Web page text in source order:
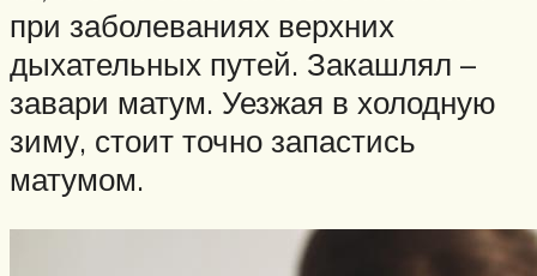
при заболеваниях верхних
дыхательных путей. Закашлял –
завари матум. Уезжая в холодную
зиму, стоит точно запастись
матумом.